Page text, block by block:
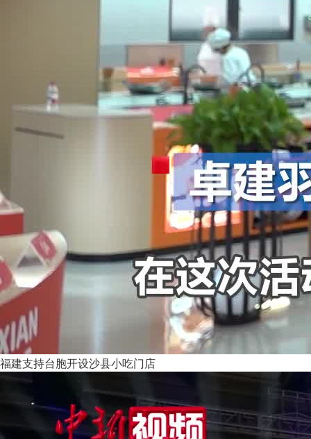
福建支持台胞开设沙县小吃门店